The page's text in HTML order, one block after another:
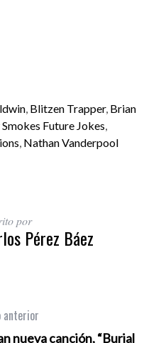
, Blitzen Trapper, Brian
Future Jokes,
, Nathan Vanderpool
por
Pérez Báez
nueva canción, “Burial